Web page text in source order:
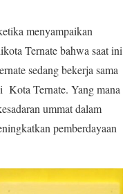
menyampaikan
Ternate bahwa saat ini
sedang bekerja sama
Kota Ternate. Yang mana
ummat dalam
pemberdayaan